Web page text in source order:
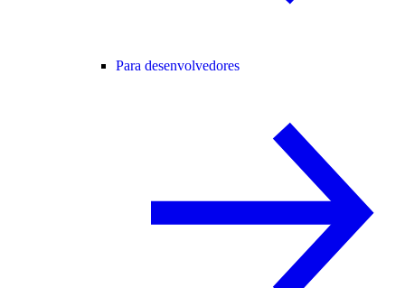
Para desenvolvedores